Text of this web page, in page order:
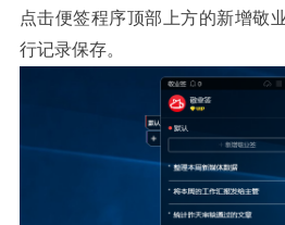
点击便签程序顶部上方的新增敬
行记录保存。